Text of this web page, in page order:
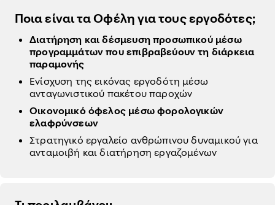
Ποια είναι τα Οφέλη για τους εργοδότες;
Διατήρηση και δέσμευση προσωπικού μέσω
προγραμμάτων που επιβραβεύουν τη διάρκεια
παραμονής
Ενίσχυση της εικόνας εργοδότη μέσω
ανταγωνιστικού πακέτου παροχών
Οικονομικό όφελος μέσω φορολογικών
ελαφρύνσεων
Στρατηγικό εργαλείο ανθρώπινου δυναμικού για
ανταμοιβή και διατήρηση εργαζομένων